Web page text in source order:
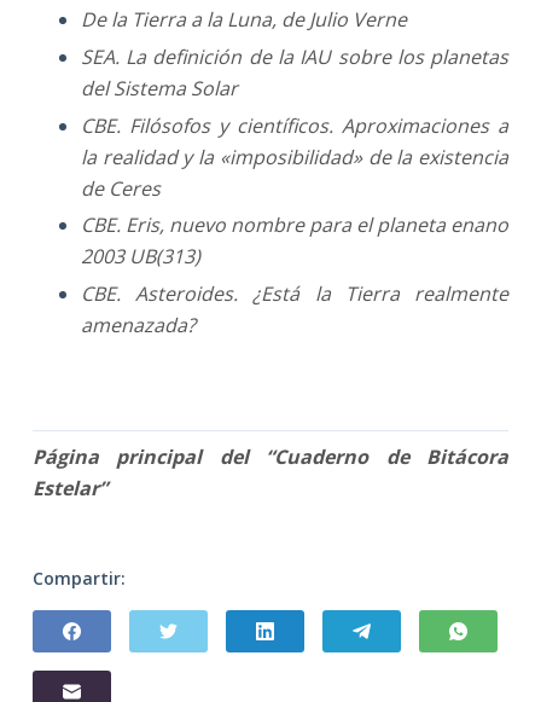
De la Tierra a la Luna, de Julio Verne
SEA. La definición de la IAU sobre los planetas
del Sistema Solar
CBE. Filósofos y científicos. Aproximaciones a
la realidad y la «imposibilidad» de la existencia
de Ceres
CBE. Eris, nuevo nombre para el planeta enano
2003 UB(313)
CBE. Asteroides. ¿Está la Tierra realmente
amenazada?
Página principal del “Cuaderno de Bitácora
Estelar”
Compartir: